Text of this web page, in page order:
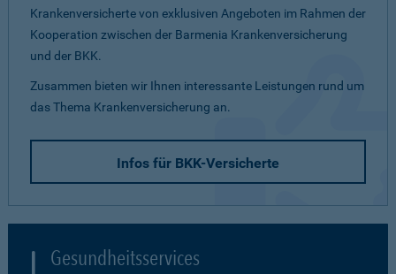
Krankenversicherte von exklusiven Angeboten im Rahmen der
Kooperation zwischen der Barmenia Krankenversicherung
und der BKK.
Zusammen bieten wir Ihnen interessante Leistungen rund um
das Thema Krankenversicherung an.
Infos für BKK-Versicherte
Gesundheitsservices